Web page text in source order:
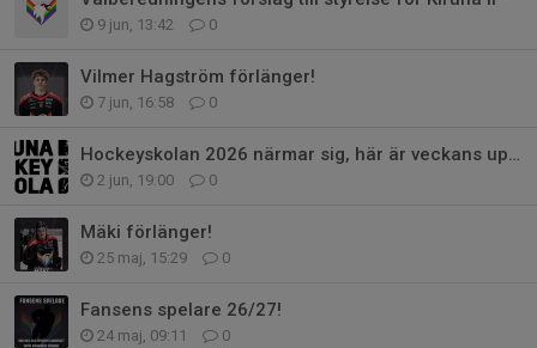
9 jun, 13:42 0
Vilmer Hagström förlänger!
7 jun, 16:58 0
Hockeyskolan 2026 närmar sig, här är veckans upplägg
2 jun, 19:00 0
Mäki förlänger!
25 maj, 15:29 0
Fansens spelare 26/27!
24 maj, 09:11 0